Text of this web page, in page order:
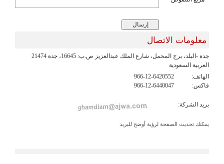
معلومات الاتصال
جدة -البلد، برج المحمل، شارع الملك عبدالعزيز ص.ب: 16645، جدة 21474
العربية السعودية
الهاتف:
966-12-6420552
فاكس:
966-12-6440047
بريد الشركة:
يمكنك تحديث الصفحة لرؤية أوضح للبريد